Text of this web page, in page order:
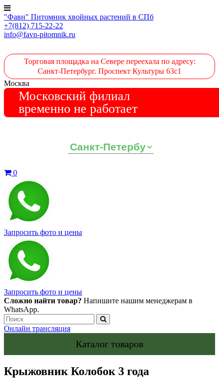
"Фавн" Питомник хвойных растений в СПб
+7(812) 715-22-22
info@favn-pitomnik.ru
Торговая площадка на Севере переехала по адресу:
Санкт-Петербург. Проспект Культуры 63с1
Москва
Московский филиал
временно не работает
0
Запросить фото и цены
Запросить фото и цены
Сложно найти товар? Напишите нашим менеджерам в
WhatsApp.
Онлайн трансляция
Каталог товаров
Крыжовник Колобок 3 года